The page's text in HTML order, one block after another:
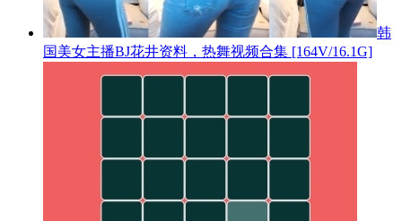
韩
国美女主播BJ花井资料，热舞视频合集 [164V/16.1G]